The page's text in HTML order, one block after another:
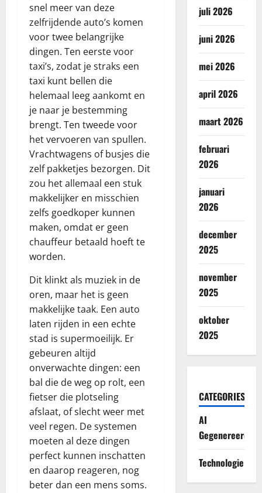
snel meer van deze
zelfrijdende auto’s komen
voor twee belangrijke
dingen. Ten eerste voor
taxi’s, zodat je straks een
taxi kunt bellen die
helemaal leeg aankomt en
je naar je bestemming
brengt. Ten tweede voor
het vervoeren van spullen.
Vrachtwagens of busjes die
zelf pakketjes bezorgen. Dit
zou het allemaal een stuk
makkelijker en misschien
zelfs goedkoper kunnen
maken, omdat er geen
chauffeur betaald hoeft te
worden.
Dit klinkt als muziek in de
oren, maar het is geen
makkelijke taak. Een auto
laten rijden in een echte
stad is supermoeilijk. Er
gebeuren altijd
onverwachte dingen: een
bal die de weg op rolt, een
fietser die plotseling
afslaat, of slecht weer met
veel regen. De systemen
moeten al deze dingen
perfect kunnen inschatten
en daarop reageren, nog
beter dan een mens soms.
juli 2026
juni 2026
mei 2026
april 2026
maart 2026
februari
2026
januari
2026
december
2025
november
2025
oktober
2025
CATEGORIES
AI
Gegenereerd
Technologie